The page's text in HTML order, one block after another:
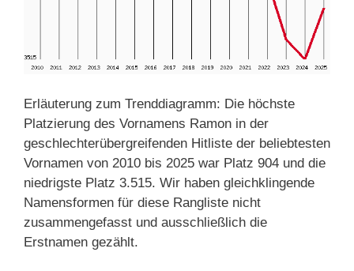
Erläuterung zum Trenddiagramm: Die höchste
Platzierung des Vornamens Ramon in der
geschlechterübergreifenden Hitliste der beliebtesten
Vornamen von 2010 bis 2025 war Platz 904 und die
niedrigste Platz 3.515. Wir haben gleichklingende
Namensformen für diese Rangliste nicht
zusammengefasst und ausschließlich die
Erstnamen gezählt.